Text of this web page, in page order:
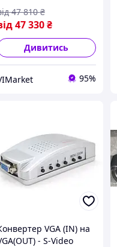
47 330 ₴
47 810 ₴
Дивитись
95%
VGA (IN) на
- S-Video